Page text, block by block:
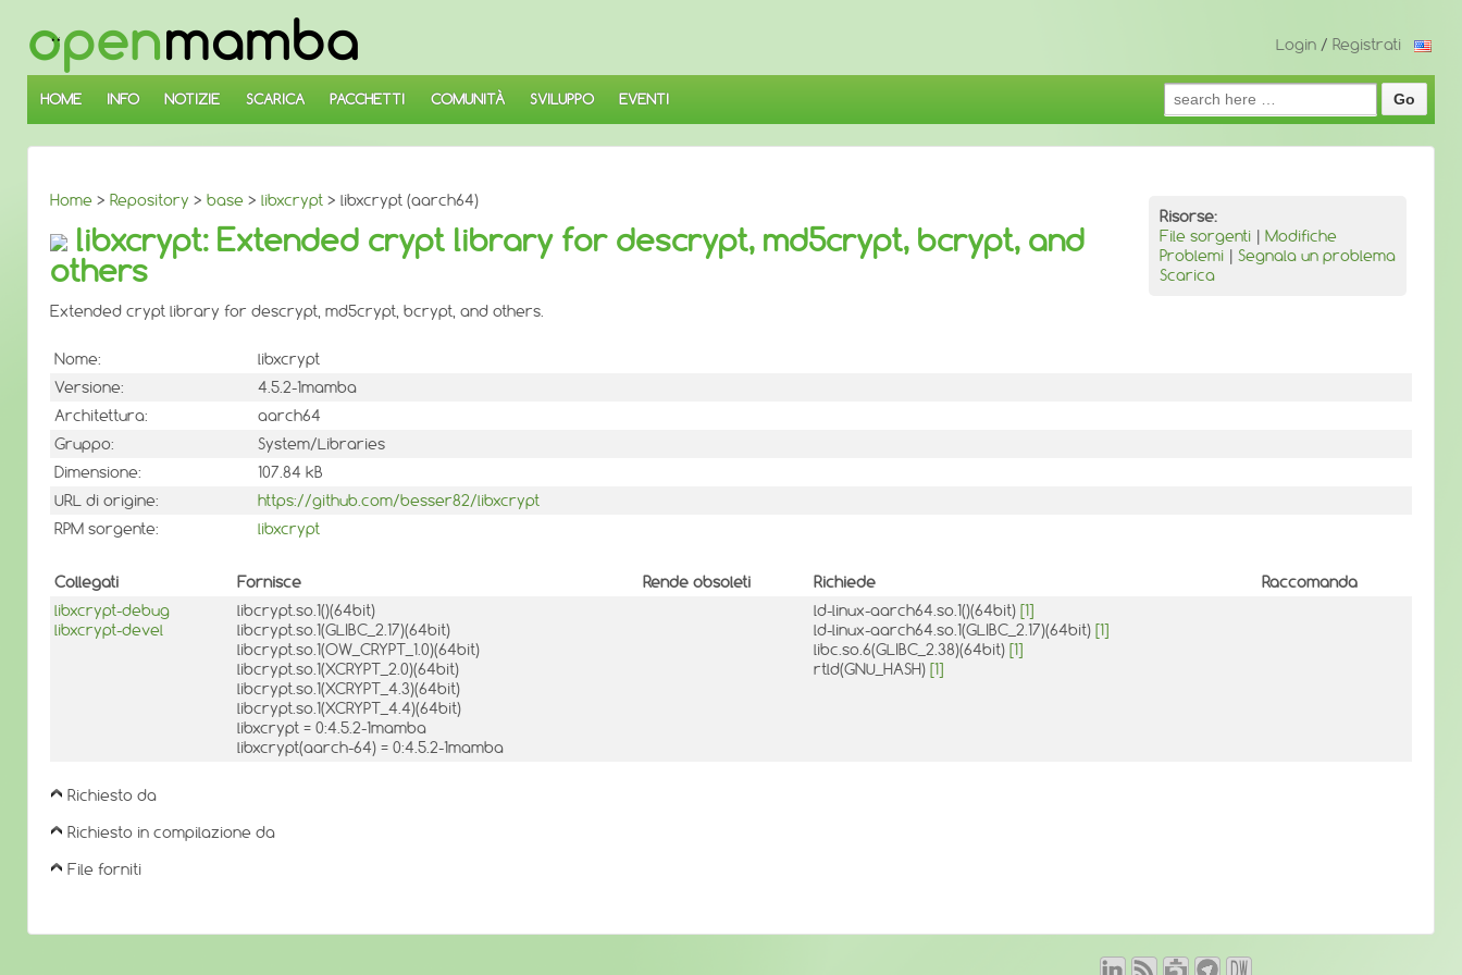
SALTA
AL
CONTENUTO
PRINCIPALE
Login / Registrati
HOME INFO NOTIZIE SCARICA PACCHETTI COMUNITÀ SVILUPPO EVENTI
Search
for:
Home > Repository > base > libxcrypt > libxcrypt (aarch64)
Risorse:
File sorgenti | Modifiche
Problemi | Segnala un problema
Scarica
libxcrypt: Extended crypt library for descrypt, md5crypt, bcrypt, and
others
Extended crypt library for descrypt, md5crypt, bcrypt, and others.
Nome:
libxcrypt
Versione:
4.5.2-1mamba
Architettura:
aarch64
Gruppo:
System/Libraries
Dimensione:
107.84 kB
URL di origine:
https://github.com/besser82/libxcrypt
RPM sorgente:
libxcrypt
Collegati Fornisce Rende obsoleti Richiede
Raccomanda
libxcrypt-debug
libxcrypt-devel
libcrypt.so.1()(64bit)
libcrypt.so.1(GLIBC_2.17)(64bit)
libcrypt.so.1(OW_CRYPT_1.0)(64bit)
libcrypt.so.1(XCRYPT_2.0)(64bit)
libcrypt.so.1(XCRYPT_4.3)(64bit)
libcrypt.so.1(XCRYPT_4.4)(64bit)
libxcrypt = 0:4.5.2-1mamba
libxcrypt(aarch-64) = 0:4.5.2-1mamba
ld-linux-aarch64.so.1()(64bit) [1]
ld-linux-aarch64.so.1(GLIBC_2.17)(64bit) [1]
libc.so.6(GLIBC_2.38)(64bit) [1]
rtld(GNU_HASH) [1]
Richiesto da
Richiesto in compilazione da
File forniti